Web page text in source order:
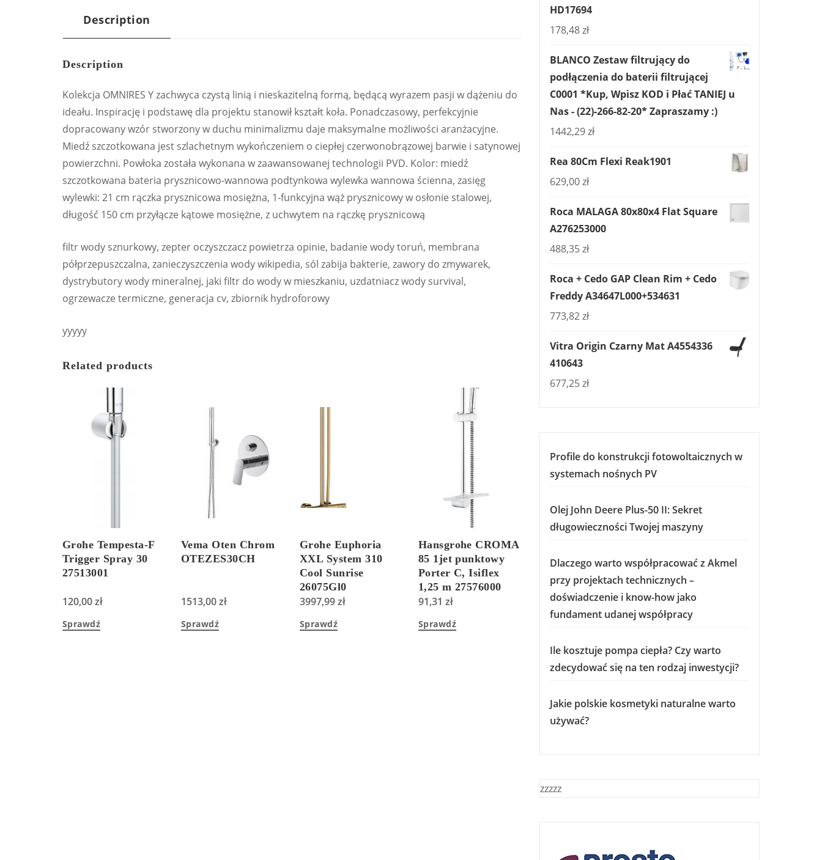
Description
Description
Kolekcja OMNIRES Y zachwyca czystą linią i nieskazitelną formą, będącą wyrazem pasji w dążeniu do
ideału. Inspirację i podstawę dla projektu stanowił kształt koła. Ponadczasowy, perfekcyjnie
dopracowany wzór stworzony w duchu minimalizmu daje maksymalne możliwości aranżacyjne.
Miedź szczotkowana jest szlachetnym wykończeniem o ciepłej czerwonobrązowej barwie i satynowej
powierzchni. Powłoka została wykonana w zaawansowanej technologii PVD. Kolor: miedź
szczotkowana bateria prysznicowo-wannowa podtynkowa wylewka wannowa ścienna, zasięg
wylewki: 21 cm rączka prysznicowa mosiężna, 1-funkcyjna wąż prysznicowy w osłonie stalowej,
długość 150 cm przyłącze kątowe mosiężne, z uchwytem na rączkę prysznicową
filtr wody sznurkowy, zepter oczyszczacz powietrza opinie, badanie wody toruń, membrana
półprzepuszczalna, zanieczyszczenia wody wikipedia, sól zabija bakterie, zawory do zmywarek,
dystrybutory wody mineralnej, jaki filtr do wody w mieszkaniu, uzdatniacz wody survival,
ogrzewacze termiczne, generacja cv, zbiornik hydroforowy
yyyyy
Related products
Grohe Tempesta-F
Trigger Spray 30
27513001
120,00zł
Sprawdź
Vema Oten Chrom
OTEZES30CH
1513,00zł
Sprawdź
Grohe Euphoria
XXL System 310
Cool Sunrise
26075Gl0
3997,99zł
Sprawdź
Hansgrohe CROMA
85 1jet punktowy
Porter C, Isiflex
1,25 m 27576000
91,31 zł
Sprawdź
HD17694
178,48zł
BLANCO Zestaw filtrujący do
podłączenia do baterii filtrującej
C0001 *Kup, Wpisz KOD i Płać TANIEJ u
Nas - (22)-266-82-20* Zapraszamy :)
1442,29zł
Rea 80Cm Flexi Reak1901
629,00zł
Roca MALAGA 80x80x4 Flat Square
A276253000
488,35zł
Roca + Cedo GAP Clean Rim + Cedo
Freddy A34647L000+534631
773,82zł
Vitra Origin Czarny Mat A4554336
410643
677,25zł
Profile do konstrukcji fotowoltaicznych w
systemach nośnych PV
Olej John Deere Plus-50 II: Sekret
długowieczności Twojej maszyny
Dlaczego warto współpracować z Akmel
przy projektach technicznych –
doświadczenie i know-how jako
fundament udanej współpracy
Ile kosztuje pompa ciepła? Czy warto
zdecydować się na ten rodzaj inwestycji?
Jakie polskie kosmetyki naturalne warto
używać?
zzzzz